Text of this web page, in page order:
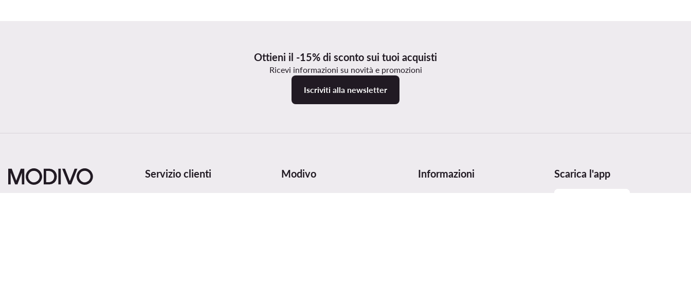
Ottieni il -15% di sconto sui tuoi acquisti
Ricevi informazioni su novità e promozioni
Iscriviti alla newsletter
Servizio clienti Modivo Informazioni Scarica l'app